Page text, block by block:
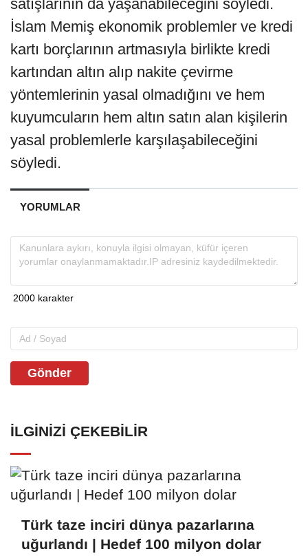
satışlarının da yaşanabileceğini söyledi.
İslam Memiş ekonomik problemler ve kredi
kartı borçlarının artmasıyla birlikte kredi
kartından altın alıp nakite çevirme
yöntemlerinin yasal olmadığını ve hem
kuyumcuların hem altın satın alan kişilerin
yasal problemlerle karşılaşabileceğini
söyledi.
YORUMLAR
Gönder
İLGINIZI ÇEKEBILIR
Türk taze inciri dünya pazarlarına
uğurlandı | Hedef 100 milyon dolar